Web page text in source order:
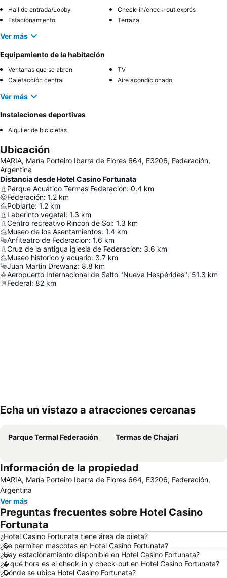
Hall de entrada/Lobby
Check-in/check-out exprés
Estacionamiento
Terraza
Ver más
Equipamiento de la habitación
Ventanas que se abren
TV
Calefacción central
Aire acondicionado
Ver más
Instalaciones deportivas
Alquiler de bicicletas
Ubicación
MARIA, María Porteiro Ibarra de Flores 664, E3206, Federación,
Argentina
Distancia desde Hotel Casino Fortunata
Parque Acuático Termas Federación: 0.4 km
Federación: 1.2 km
Poblarte: 1.2 km
Laberinto vegetal: 1.3 km
Centro recreativo Rincon de Sol: 1.3 km
Museo de los Asentamientos: 1.4 km
Anfiteatro de Federacion: 1.6 km
Cruz de la antigua iglesia de Federacion: 3.6 km
Museo historico y acuario: 3.7 km
Juan Martin Drewanz: 8.8 km
Aeropuerto Internacional de Salto "Nueva Hespérides": 51.3 km
Federal: 82 km
Echa un vistazo a atracciones cercanas
Parque Termal Federación Termas de Chajarí
Información de la propiedad
MARIA, María Porteiro Ibarra de Flores 664, E3206, Federación,
Argentina
Ver más
Preguntas frecuentes sobre Hotel Casino
Fortunata
¿Hotel Casino Fortunata tiene área de pileta?
¿Se permiten mascotas en Hotel Casino Fortunata?
¿Hay estacionamiento disponible en Hotel Casino Fortunata?
¿A qué hora es el check-in y check-out en Hotel Casino Fortunata?
¿Dónde se ubica Hotel Casino Fortunata?